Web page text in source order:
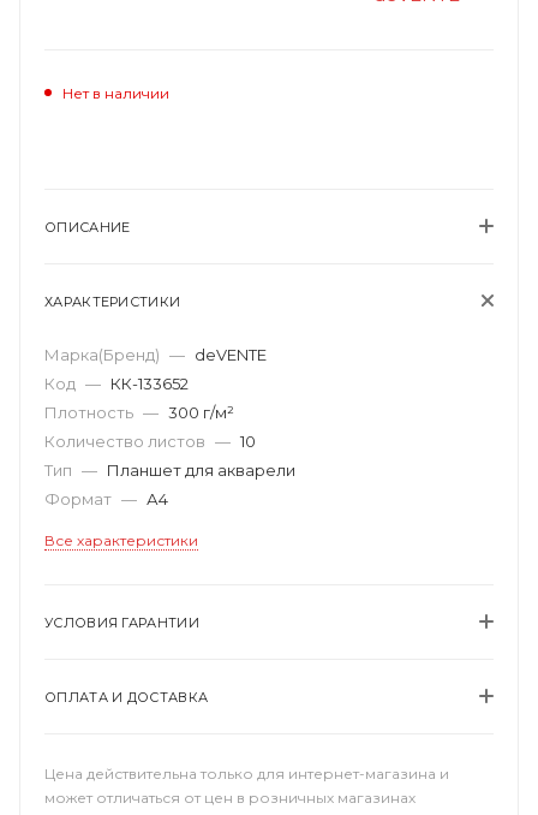
Нет в наличии
ОПИСАНИЕ
ХАРАКТЕРИСТИКИ
Марка(Бренд) — deVENTE
Код — КК-133652
Плотность — 300 г/м²
Количество листов — 10
Тип — Планшет для акварели
Формат — А4
Все характеристики
УСЛОВИЯ ГАРАНТИИ
ОПЛАТА И ДОСТАВКА
Цена действительна только для интернет-магазина и
может отличаться от цен в розничных магазинах